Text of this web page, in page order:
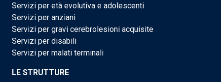
Servizi per età evolutiva e adolescenti
Servizi per anziani
Servizi per gravi cerebrolesioni acquisite
Servizi per disabili
Servizi per malati terminali
LE STRUTTURE